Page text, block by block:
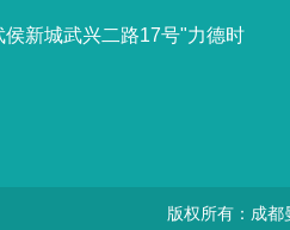
侯新城武兴二路17号"力德时
版权所有：成